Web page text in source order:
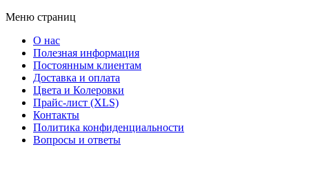
Меню страниц
О нас
Полезная информация
Постоянным клиентам
Доставка и оплата
Цвета и Колеровки
Прайс-лист (XLS)
Контакты
Политика конфиденциальности
Вопросы и ответы